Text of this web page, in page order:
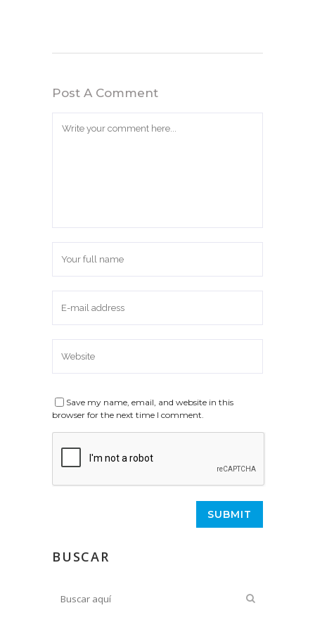
Post A Comment
Save my name, email, and website in this
browser for the next time I comment.
BUSCAR